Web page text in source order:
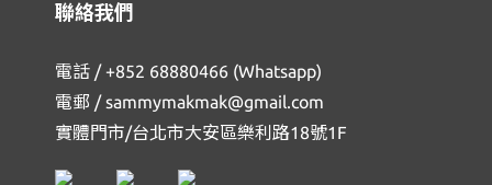
聯絡我們
電話 / +852 68880466 (Whatsapp)
電郵 / sammymakmak@gmail.com
實體門市/台北市大安區樂利路18號1F